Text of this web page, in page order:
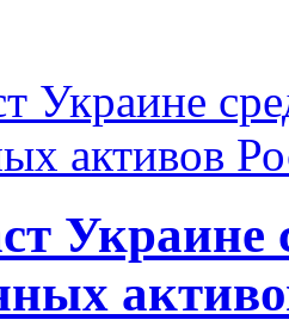
Украине